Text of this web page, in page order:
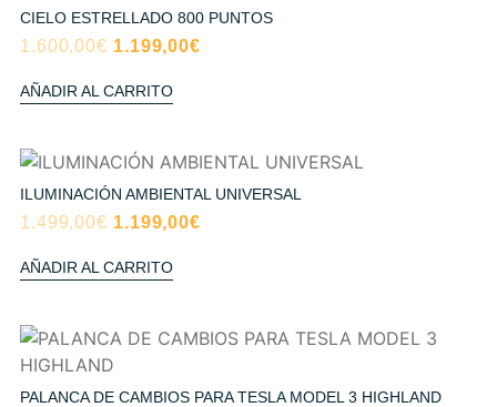
CIELO ESTRELLADO 800 PUNTOS
1.600,00€ 1.199,00€
AÑADIR AL CARRITO
ILUMINACIÓN AMBIENTAL UNIVERSAL
1.499,00€ 1.199,00€
AÑADIR AL CARRITO
PALANCA DE CAMBIOS PARA TESLA MODEL 3 HIGHLAND